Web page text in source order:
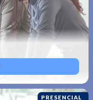
PRESENCIAL